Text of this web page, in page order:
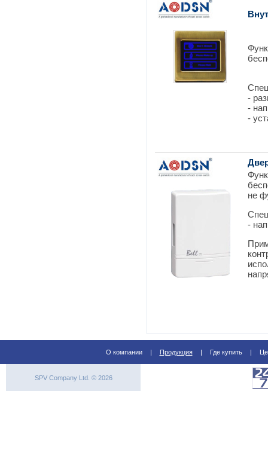
-
-
-
не
-
О компании | Продукция | Где купить |
SPV Company Ltd. © 2026